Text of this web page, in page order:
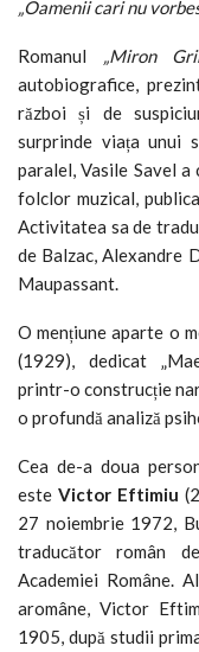
„Oamenii cari nu
Romanul „Miron
autobiografice,
război și de
surprinde viața unui
paralel, Vasile Savel
folclor muzical,
Activitatea sa de
de Balzac, Alexandre
Maupassant.
O mențiune aparte o
(1929), dedicat
printr-o construcție
o profundă analiză
Cea de-a doua
este Victor Eftimiu
27 noiembrie 1972,
traducător român
Academiei Române.
aromâne, Victor
1905, după studii